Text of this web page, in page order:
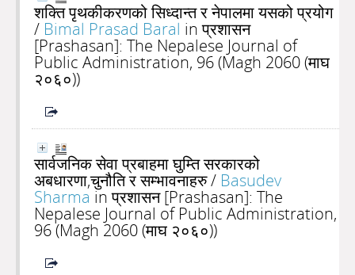
शक्ति पृथकीकरणको सिध्दान्त र नेपालमा यसको प्रयोग
/ Bimal Prasad Baral in प्रशासन
[Prashasan]: The Nepalese Journal of
Public Administration, 96 (Magh 2060 (माघ
२०६०))
सार्वजनिक सेवा प्रबाहमा घुम्ति सरकारको
अबधारणा,चुनौति र सम्भावनाहरु/ Basudev
Sharma in प्रशासन [Prashasan]: The
Nepalese Journal of Public Administration,
96 (Magh 2060 (माघ २०६०))